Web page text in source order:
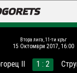
Втора лига, 11-ти кръг
15 Октомври 2017, 16:00
II 1 : 2